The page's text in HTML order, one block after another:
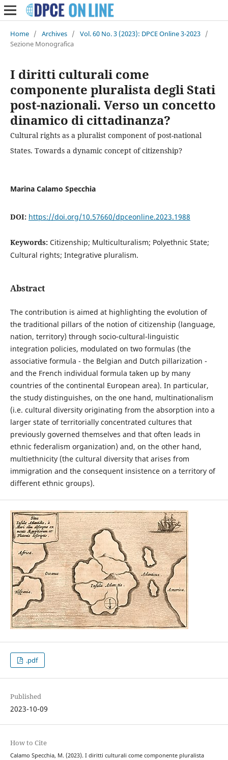
Home / Archives / Vol. 60 No. 3 (2023): DPCE Online 3-2023 /
Sezione Monografica
I diritti culturali come
componente pluralista degli Stati
post-nazionali. Verso un concetto
dinamico di cittadinanza?
Cultural rights as a pluralist component of post-national
States. Towards a dynamic concept of citizenship?
Marina Calamo Specchia
DOI: https://doi.org/10.57660/dpceonline.2023.1988
Keywords: Citizenship; Multiculturalism; Polyethnic State;
Cultural rights; Integrative pluralism.
Abstract
The contribution is aimed at highlighting the evolution of
the traditional pillars of the notion of citizenship (language,
nation, territory) through socio-cultural-linguistic
integration policies, modulated on two formulas (the
associative formula - the Belgian and Dutch pillarization -
and the French individual formula taken up by many
countries of the continental European area). In particular,
the study distinguishes, on the one hand, multinationalism
(i.e. cultural diversity originating from the absorption into a
larger state of territorially concentrated cultures that
previously governed themselves and that often leads in
ethnic federalism organization) and, on the other hand,
multiethnicity (the cultural diversity that arises from
immigration and the consequent insistence on a territory of
different ethnic groups).
.pdf
Published
2023-10-09
How to Cite
Calamo Specchia, M. (2023). I diritti culturali come componente pluralista